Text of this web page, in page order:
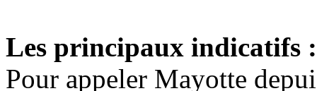
Les principaux indicatifs :
Pour appeler Mayotte